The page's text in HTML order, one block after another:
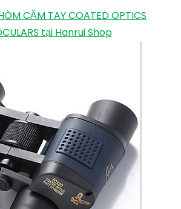
CẦM TAY COATED OPTICS
tại Hanrui Shop